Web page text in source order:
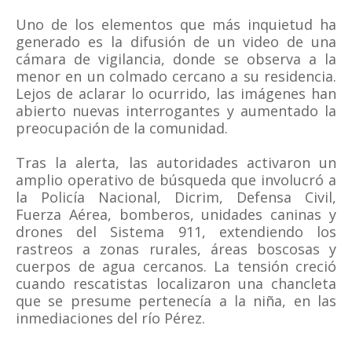
Uno de los elementos que más inquietud ha
generado es la difusión de un video de una
cámara de vigilancia, donde se observa a la
menor en un colmado cercano a su residencia.
Lejos de aclarar lo ocurrido, las imágenes han
abierto nuevas interrogantes y aumentado la
preocupación de la comunidad.
Tras la alerta, las autoridades activaron un
amplio operativo de búsqueda que involucró a
la Policía Nacional, Dicrim, Defensa Civil,
Fuerza Aérea, bomberos, unidades caninas y
drones del Sistema 911, extendiendo los
rastreos a zonas rurales, áreas boscosas y
cuerpos de agua cercanos. La tensión creció
cuando rescatistas localizaron una chancleta
que se presume pertenecía a la niña, en las
inmediaciones del río Pérez.